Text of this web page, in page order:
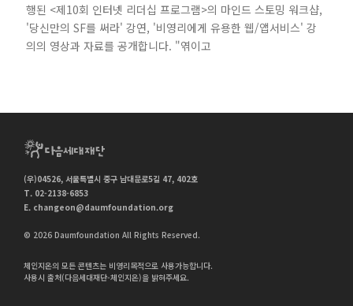
행된 <제10회 인터넷 리더십 프로그램>의 마인드 스토밍 워크샵,
'당신만의 SF를 써라' 강연, '비영리에게 유용한 웹/앱서비스' 강
의의 영상과 자료를 공개합니다. "엮이고
(우)04526, 서울특별시 중구 남대문로5길 47, 402호
T. 02-2138-6853
E. changeon@daumfoundation.org
© 2026 Daumfoundation All Rights Reserved.
체인지온의 모든 콘텐츠는 비영리목적으로 사용가능합니다.
사용시 출처(다음세대재단-체인지온)을 밝혀주세요.